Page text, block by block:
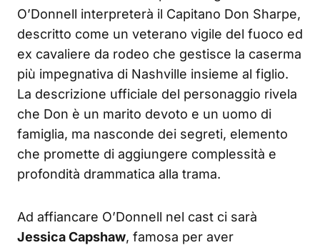
O’Donnell interpreterà il Capitano Don Sharpe,
descritto come un veterano vigile del fuoco ed
ex cavaliere da rodeo che gestisce la caserma
più impegnativa di Nashville insieme al figlio.
La descrizione ufficiale del personaggio rivela
che Don è un marito devoto e un uomo di
famiglia, ma nasconde dei segreti, elemento
che promette di aggiungere complessità e
profondità drammatica alla trama.
Ad affiancare O’Donnell nel cast ci sarà
Jessica Capshaw, famosa per aver